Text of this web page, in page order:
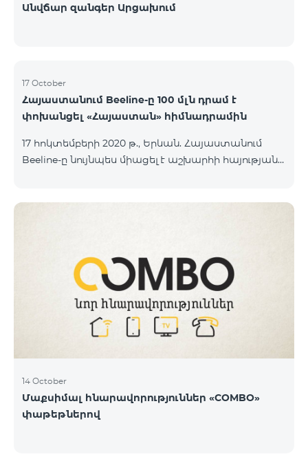
Անվճար զանգեր Արցախում
17 October
Հայաստանում Beeline-ը 100 մլն դրամ է
փոխանցել «Հայաստան» հիմնադրամին
17 հոկտեմբերի 2020 թ., Երևան. Հայաստանում
Beeline-ը նույնպես միացել է աշխարհի հայության
օգտվել «BeeFree 1900» փաթեթից և իջեցրել է
ռոումինգի արժեքն Արցախում մինչև 5 դրամ։
«Պատերազմի առաջին իսկ օրվանից մենք՝
որպես կապի օպերատոր և որպես
հայաստանցիներ, փորձում ենք մաքսիմալ
14 October
Մաքսիմալ հնարավորություններ «COMBO»
փաթեթներով